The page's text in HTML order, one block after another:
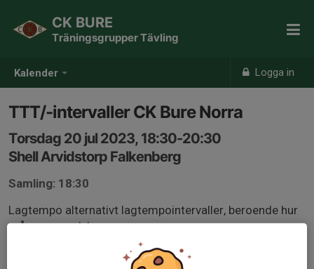
Kalender Logga in
CK BURE
Träningsgrupper Tävling
TTT/-intervaller CK Bure Norra
Torsdag 20 jul 2023, 18:30-20:30
Shell Arvidstorp Falkenberg
Samling: 18:30
Lagtempo alternativt lagtempointervaller, beroende hur
många som dyker upp.